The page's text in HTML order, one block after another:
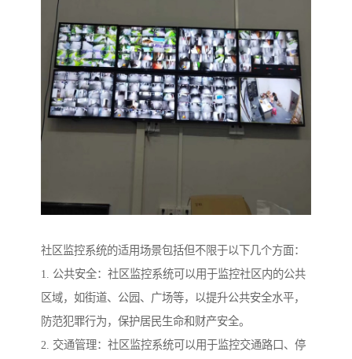
社区监控系统的适用场景包括但不限于以下几个方面：
1. 公共安全：社区监控系统可以用于监控社区内的公共
区域，如街道、公园、广场等，以提升公共安全水平，
防范犯罪行为，保护居民生命和财产安全。
2. 交通管理：社区监控系统可以用于监控交通路口、停